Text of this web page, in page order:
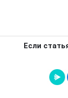
Если